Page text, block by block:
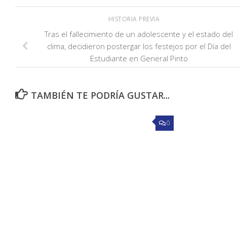
HISTORIA PREVIA
Tras el fallecimiento de un adolescente y el estado del
clima, decidieron postergar los festejos por el Día del
Estudiante en General Pinto
TAMBIÉN TE PODRÍA GUSTAR...
0